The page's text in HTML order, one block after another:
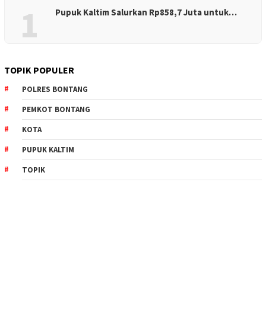
1 Pupuk Kaltim Salurkan Rp858,7 Juta untuk…
TOPIK POPULER
POLRES BONTANG
PEMKOT BONTANG
KOTA
PUPUK KALTIM
TOPIK